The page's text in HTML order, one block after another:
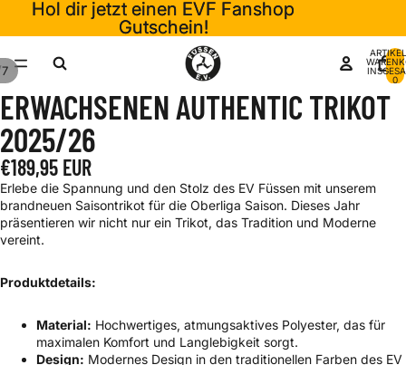
Hol dir jetzt einen EVF Fanshop
Gutschein!
Hol dir jetzt einen EVF Fanshop
Gutschein!
0
7
ERWACHSENEN AUTHENTIC TRIKOT
2025/26
€189,95 EUR
Erlebe die Spannung und den Stolz des EV Füssen mit unserem
brandneuen Saisontrikot für die Oberliga Saison. Dieses Jahr
präsentieren wir nicht nur ein Trikot, das Tradition und Moderne
vereint.
Produktdetails:
Material: Hochwertiges, atmungsaktives Polyester, das für
maximalen Komfort und Langlebigkeit sorgt.
Design: Modernes Design in den traditionellen Farben des EV